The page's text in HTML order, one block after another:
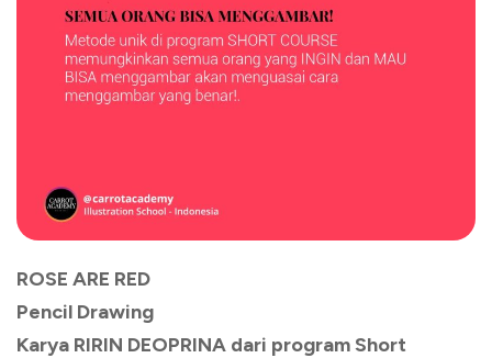
ROSE ARE RED
Pencil Drawing
Karya RIRIN DEOPRINA dari program Short